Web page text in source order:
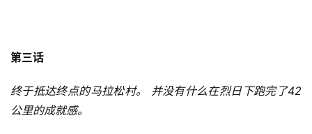
第三话
终于抵达终点的马拉松村。 并没有什么在烈日下跑完了42
公里的成就感。